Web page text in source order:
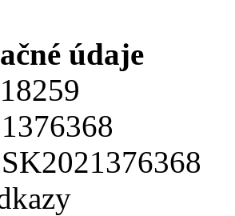
údaje